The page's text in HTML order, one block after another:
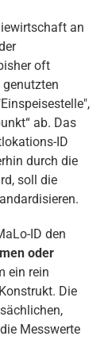
an
oft
ab. Das
ID
durch die
soll die
ID den
oder
ein rein
Die
Messwerte